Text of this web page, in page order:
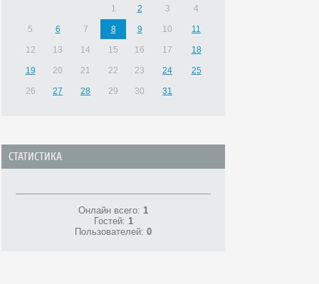
1 2 3 4
5 6 7 8 9 10 11
12 13 14 15 16 17 18
19 20 21 22 23 24 25
26 27 28 29 30 31
СТАТИСТИКА
Онлайн всего: 1
Гостей: 1
Пользователей: 0